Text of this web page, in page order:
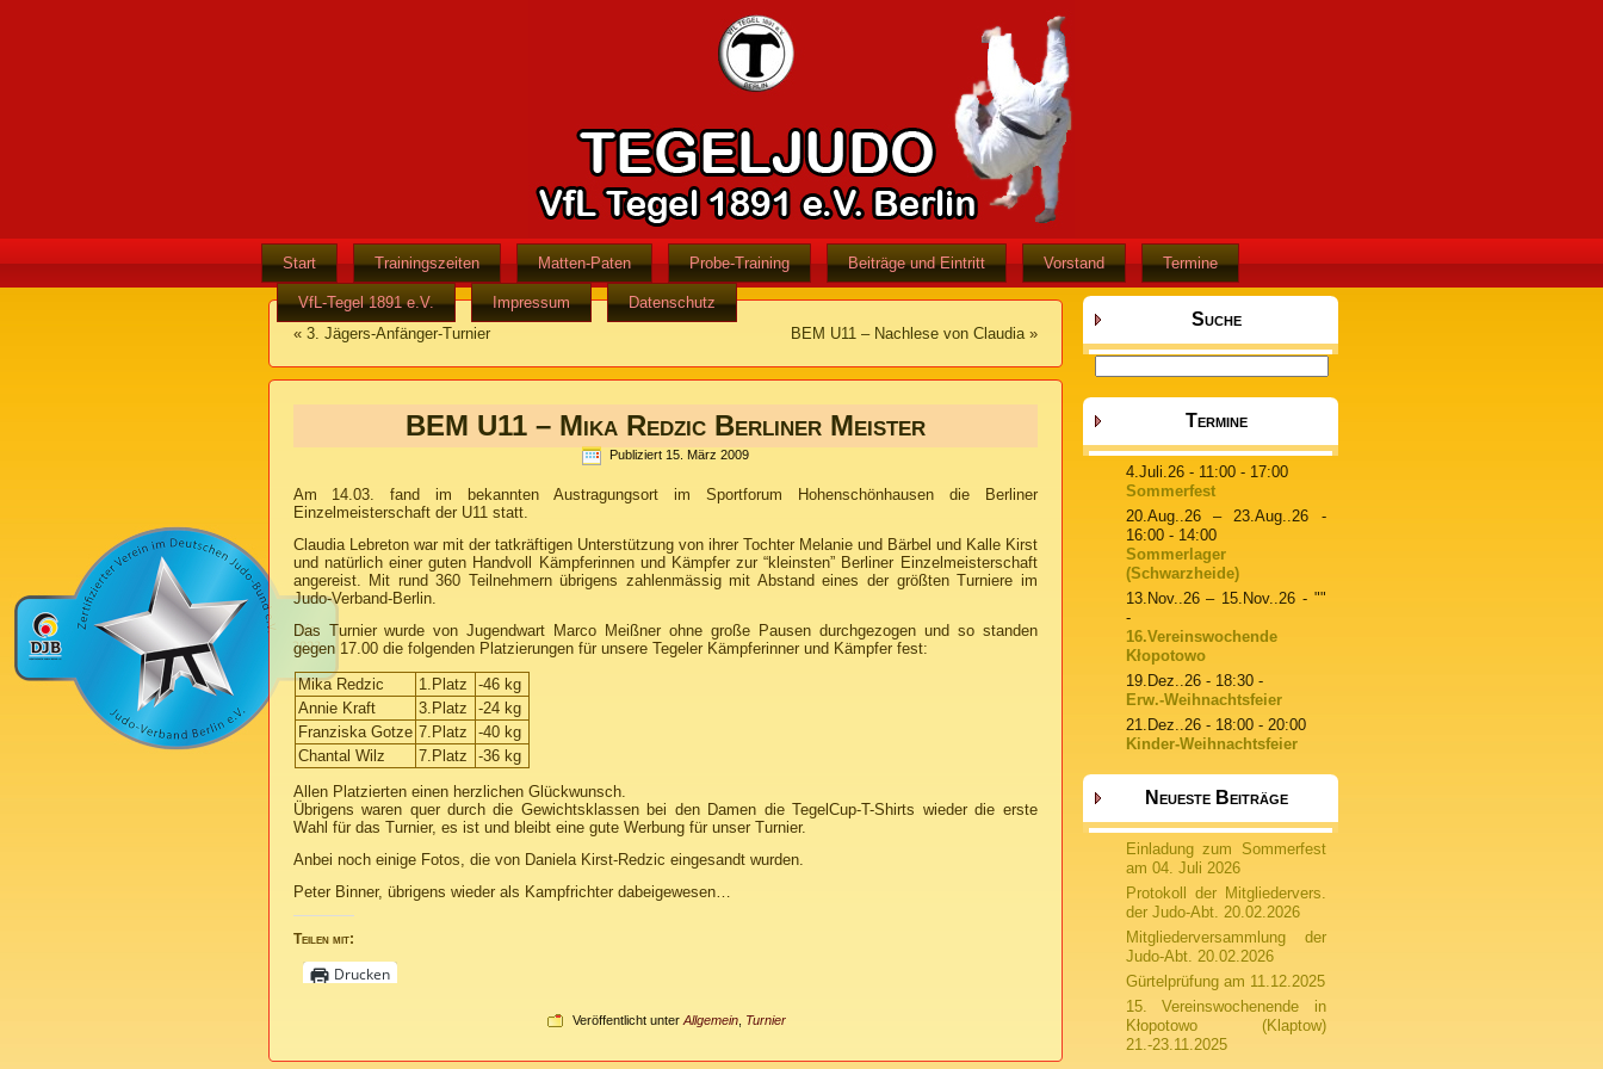
Start Trainingszeiten Matten-Paten Probe-Training Beiträge und Eintritt Vorstand Termine
VfL-Tegel 1891 e.V. Impressum
Datenschutz
« 3. Jägers-Anfänger-Turnier BEM U11 – Nachlese von Claudia»
BEM U11 – Mika Redzic Berliner Meister
Publiziert 15. März 2009
Am 14.03. fand im bekannten Austragungsort im Sportforum Hohenschönhausen die Berliner
Einzelmeisterschaft der U11 statt.
Claudia Lebreton war mit der tatkräftigen Unterstützung von ihrer Tochter Melanie und Bärbel und Kalle Kirst
und natürlich einer guten Handvoll Kämpferinnen und Kämpfer zur “kleinsten” Berliner Einzelmeisterschaft
angereist. Mit rund 360 Teilnehmern übrigens zahlenmässig mit Abstand eines der größten Turniere im
Judo-Verband-Berlin.
Das Turnier wurde von Jugendwart Marco Meißner ohne große Pausen durchgezogen und so standen
gegen 17.00 die folgenden Platzierungen für unsere Tegeler Kämpferinner und Kämpfer fest:
Mika Redzic
1.Platz
-46 kg
Annie Kraft
3.Platz
-24 kg
Franziska Gotze 7.Platz
-40 kg
Chantal Wilz
7.Platz
-36 kg
Allen Platzierten einen herzlichen Glückwunsch.
Übrigens waren quer durch die Gewichtsklassen bei den Damen die TegelCup-T-Shirts wieder die erste
Wahl für das Turnier, es ist und bleibt eine gute Werbung für unser Turnier.
Anbei noch einige Fotos, die von Daniela Kirst-Redzic eingesandt wurden.
Peter Binner, übrigens wieder als Kampfrichter dabeigewesen…
Teilen mit:
Drucken
Veröffentlicht unter Allgemein, Turnier
Suche
Termine
4.Juli.26- 11:00 - 17:00
Sommerfest
20.Aug..26
– 23.Aug..26 -
16:00 - 14:00
Sommerlager
(Schwarzheide)
13.Nov..26 – 15.Nov..26 - ""
-
16.Vereinswochende
Kłopotowo
19.Dez..26- 18:30 -
Erw.-Weihnachtsfeier
21.Dez..26- 18:00 - 20:00
Kinder-Weihnachtsfeier
Neueste Beiträge
Einladung zum Sommerfest
am 04. Juli 2026
Protokoll der Mitgliedervers.
der Judo-Abt. 20.02.2026
Mitgliederversammlung der
Judo-Abt. 20.02.2026
Gürtelprüfung am 11.12.2025
15. Vereinswochenende in
Kłopotowo (Klaptow)
21.-23.11.2025